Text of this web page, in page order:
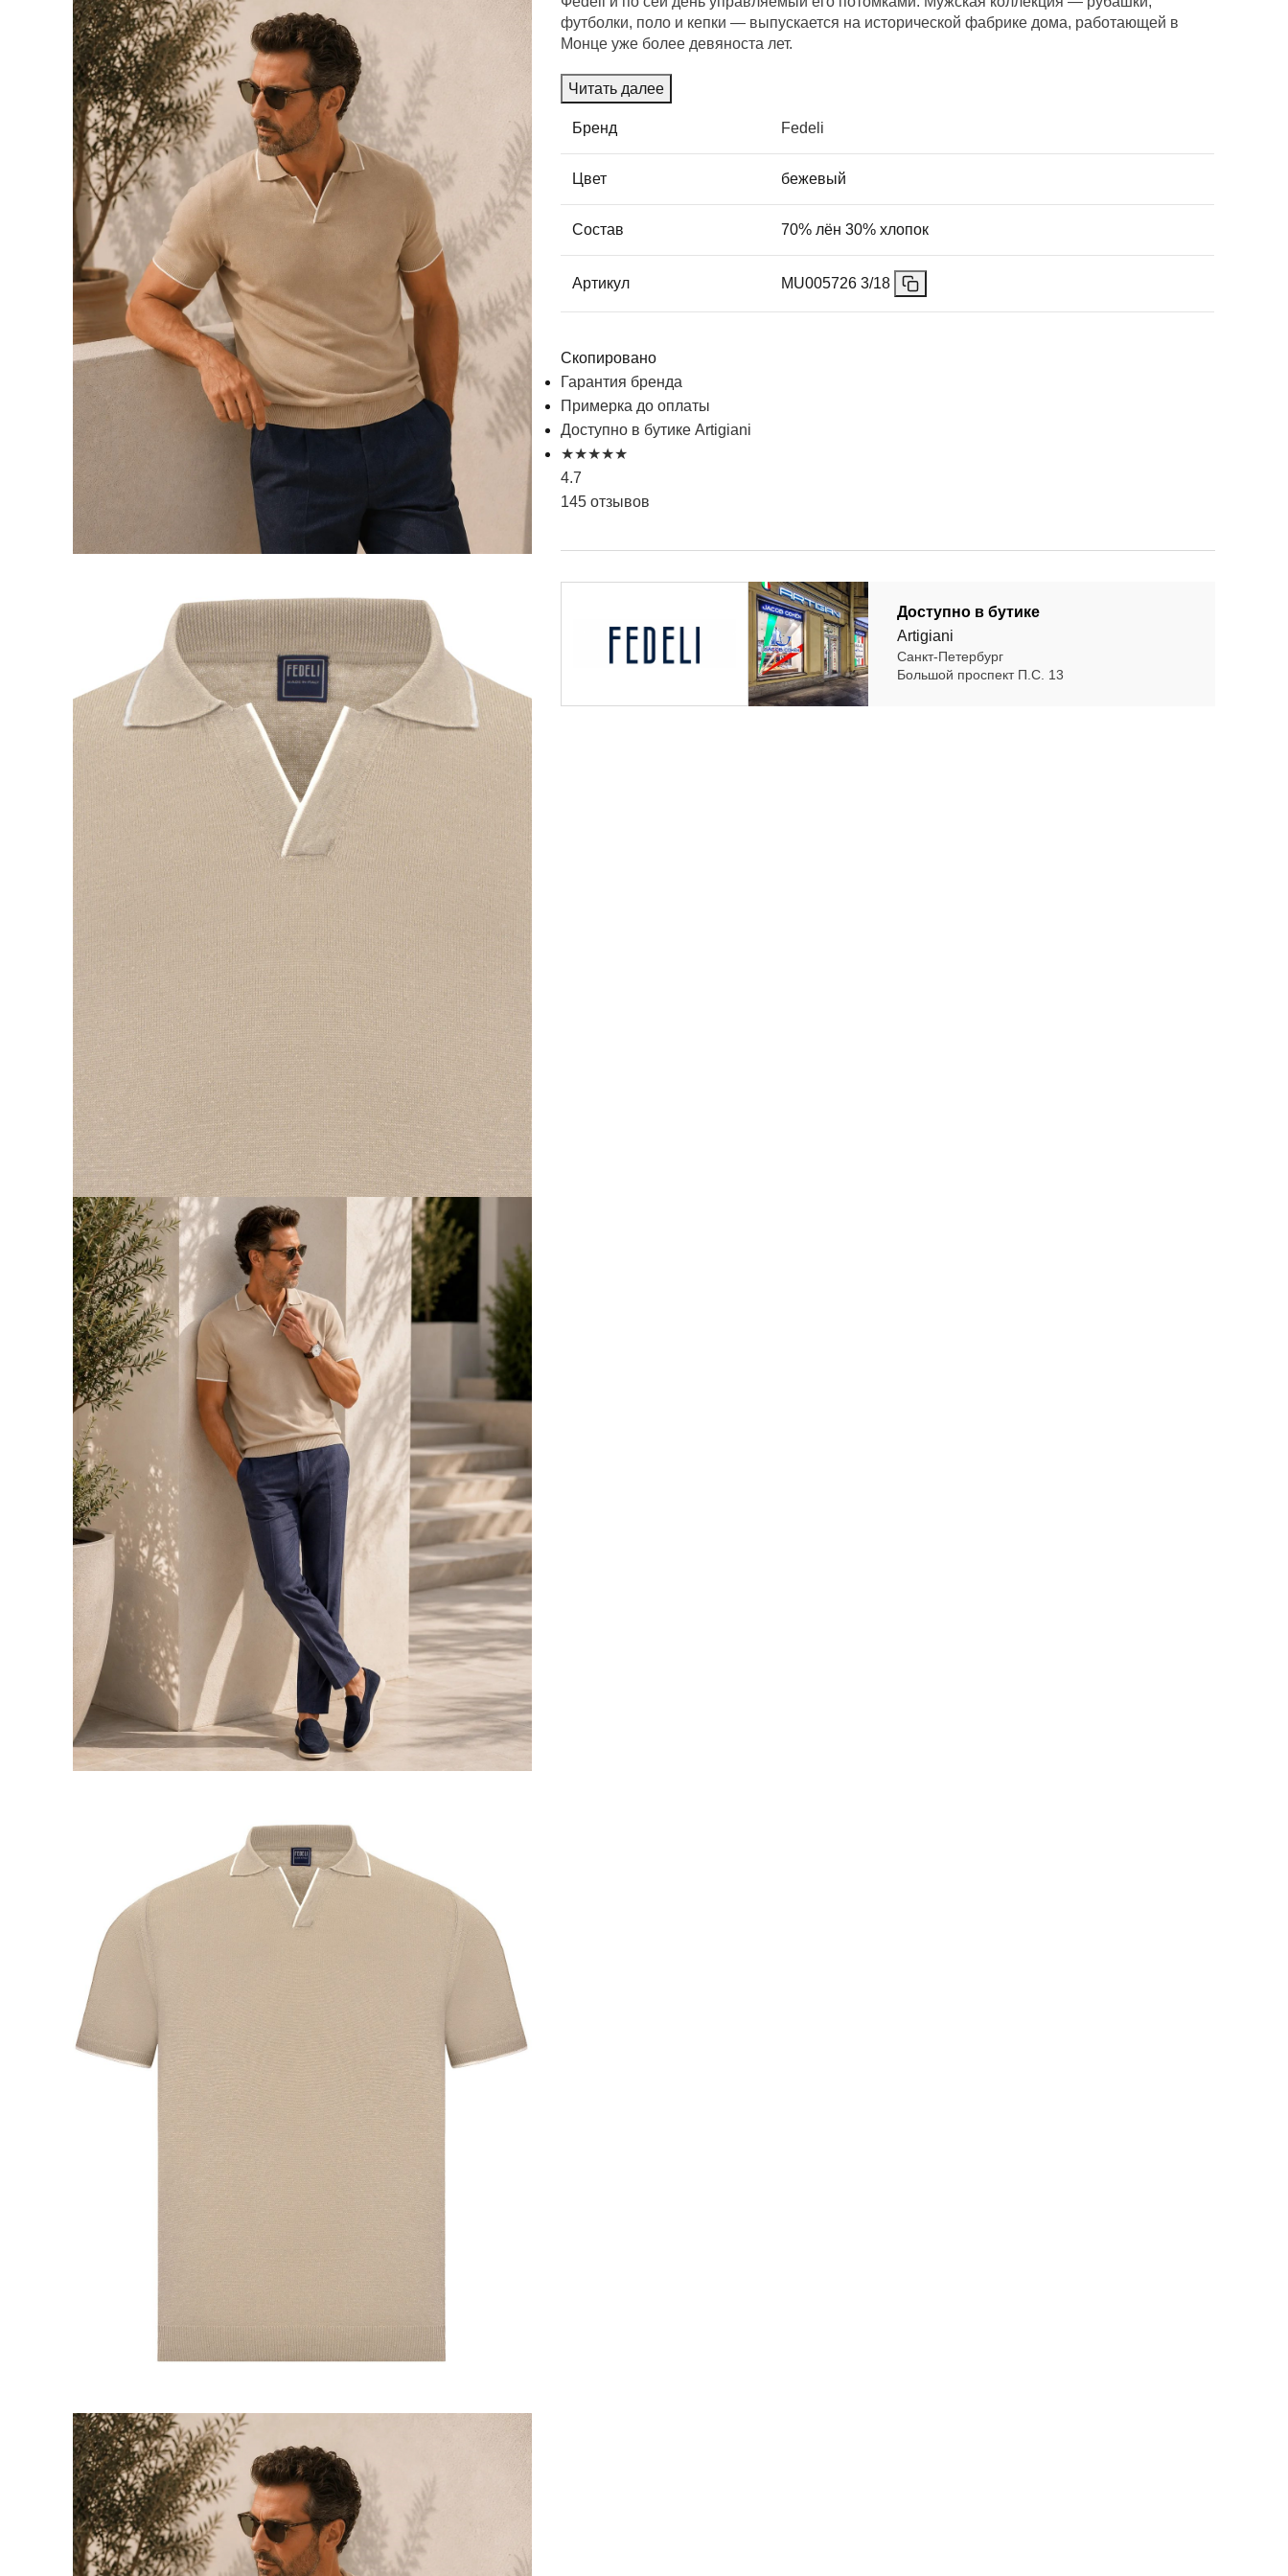
футболки, поло и кепки — выпускается на исторической фабрике дома, работающей в
Монце уже более девяноста лет.
Читать далее
Бренд Fedeli
Цвет бежевый
Состав 70% лён 30% хлопок
Артикул MU005726 3/18
Скопировано
Гарантия бренда
Примерка до оплаты
Доступно в бутике Artigiani
★★★★★
4.7
145 отзывов
Доступно в бутике
Artigiani
Санкт-Петербург
Большой проспект П.С. 13